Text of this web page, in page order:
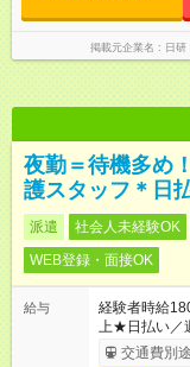
掲載元企業名 日
夜勤＝待機多め
護スタッフ＊日
派遣 社会人未経験OK
WEB登録・面接OK
給与
経験者時給
上★日払い／
は手続き完
交通費別